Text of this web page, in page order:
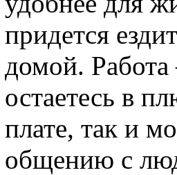
придется
домой. Работа
остаетесь в
плате, так и
общению с